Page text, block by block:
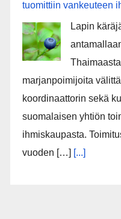
tuomittiin vankeuteen
Lapin
marjanpoimijoita
koordinaattorin sekä
suomalaisen yhtiön
ihmiskaupasta.
vuoden […] [...]